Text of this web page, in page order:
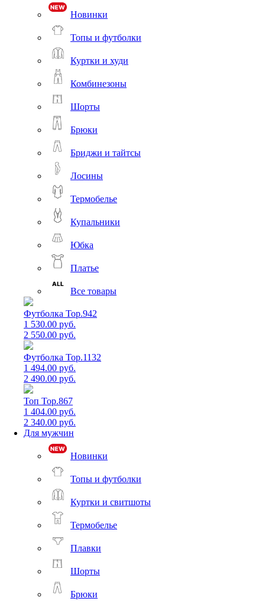
Новинки
Топы и футболки
Куртки и худи
Комбинезоны
Шорты
Брюки
Бриджи и тайтсы
Лосины
Термобелье
Купальники
Юбка
Платье
Все товары
Футболка Top.942
1 530.00 руб.
2 550.00 руб.
Футболка Top.1132
1 494.00 руб.
2 490.00 руб.
Топ Top.867
1 404.00 руб.
2 340.00 руб.
Для мужчин
Новинки
Топы и футболки
Куртки и свитшоты
Термобелье
Плавки
Шорты
Брюки